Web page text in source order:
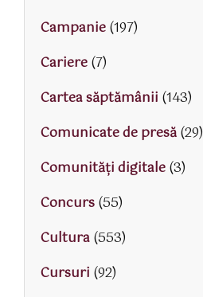
Campanie(197)
Cariere(7)
Cartea săptămânii (143)
Comunicate de presă(29)
Comunități digitale(3)
Concurs(55)
Cultura(553)
Cursuri (92)